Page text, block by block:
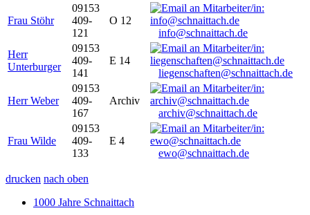
Frau Stöhr
09153
409-
121
O 12
info@schnaittach.de
Herr
Unterburger
09153
409-
141
E 14
liegenschaften@schnaittach.de
Herr Weber
09153
409-
167
Archiv
archiv@schnaittach.de
Frau Wilde
09153
409-
133
E 4
ewo@schnaittach.de
drucken nach oben
1000 Jahre Schnaittach